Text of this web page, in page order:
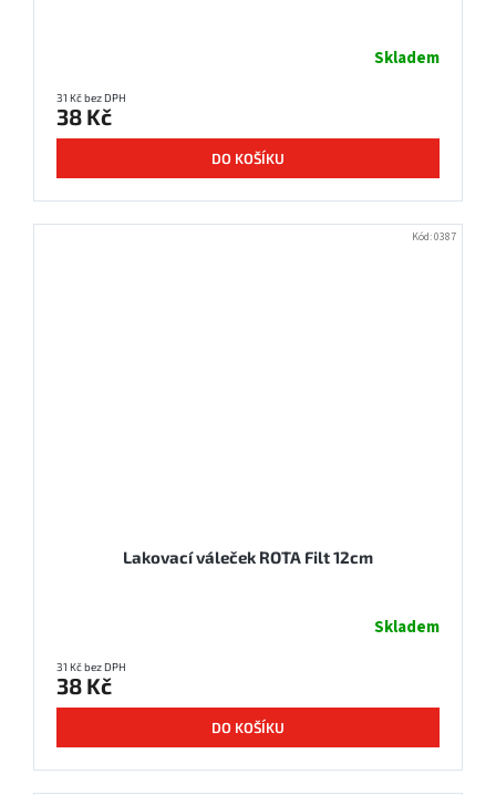
Skladem
31 Kč bez DPH
38 Kč
DO KOŠÍKU
Lakovací váleček ROTA Filt 12cm
Skladem
31 Kč bez DPH
38 Kč
DO KOŠÍKU
Kód:0387